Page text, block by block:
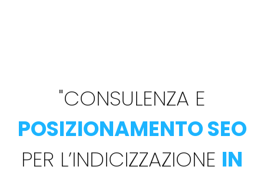
"CONSULENZA E
POSIZIONAMENTO SEO
PER L’INDICIZZAZIONE IN